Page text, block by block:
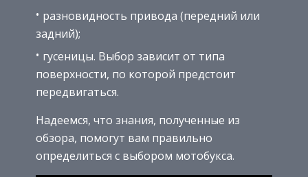
разновидность привода (передний или
задний);
гусеницы. Выбор зависит от типа
поверхности, по которой предстоит
передвигаться.
Надеемся, что знания, полученные из
обзора, помогут вам правильно
определиться с выбором мотобукса.